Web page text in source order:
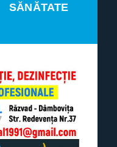
SĂNĂTATE